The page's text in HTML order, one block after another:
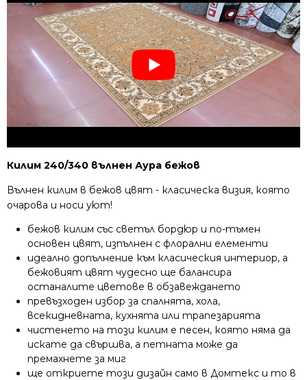
Килим 240/340 вълнен Аура бежов
Вълнен килим в бежов цвят - класическа визия, която
очарова и носи уют!
бежов килим със светъл бордюр и по-тъмен
основен цвят, изпълнен с флорални елементи
идеално допълнение към класическия интериор, а
бежовият цвят чудесно ще балансира
останалите цветове в обзавеждането
превъзходен избор за спалнята, хола,
всекидневната, кухнята или трапезарията
чистенето на този килим е песен, която няма да
искате да свършва, а петната може да
премахнете за миг
ще откриете този дизайн само в Домтекс и то в